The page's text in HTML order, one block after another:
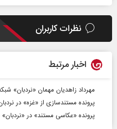
نظرات کاربران
اخبار مرتبط
مهرداد زاهدیان مهمان «نردبان»
پرونده مستندسازی از «غزه» در
پرونده «عکاسی مستند» در «نردبان»